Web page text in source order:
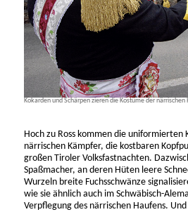
Kokarden und Schärpen zieren die Kostüme der
Hoch zu Ross kommen die uniformierten
närrischen Kämpfer, die kostbaren
großen Tiroler Volksfastnachten.
Spaßmacher, an deren Hüten leere
Wurzeln breite Fuchsschwänze
wie sie ähnlich auch im Schwäbisch-
Verpflegung des närrischen Haufens.